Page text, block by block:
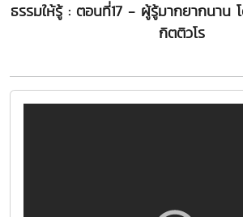
ธรรมให้รู้ : ตอนที่17 - ผู้รู้มากยากนาน
กิตติวโร